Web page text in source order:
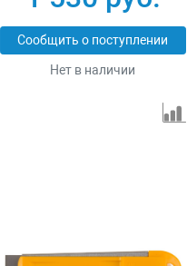
Сообщить о поступлении
Нет в наличии